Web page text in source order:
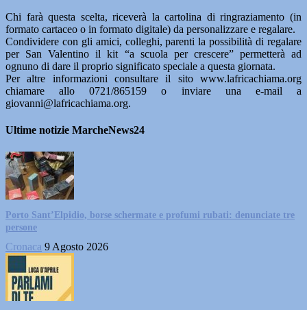
Chi farà questa scelta, riceverà la cartolina di ringraziamento (in
formato cartaceo o in formato digitale) da personalizzare e regalare.
Condividere con gli amici, colleghi, parenti la possibilità di regalare
per San Valentino il kit “a scuola per crescere” permetterà ad
ognuno di dare il proprio significato speciale a questa giornata.
Per altre informazioni consultare il sito www.lafricachiama.org
chiamare allo 0721/865159 o inviare una e-mail a
giovanni@lafricachiama.org.
Ultime notizie MarcheNews24
Porto Sant’Elpidio, borse schermate e profumi rubati: denunciate tre
persone
Cronaca 9 Agosto 2026